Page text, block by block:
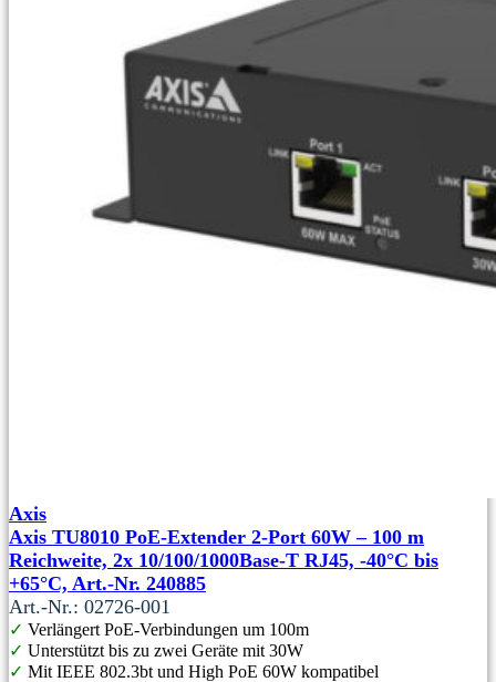
Axis
Axis TU8010 PoE-Extender 2-Port 60W – 100 m
Reichweite, 2x 10/100/1000Base‑T RJ45, -40°C bis
+65°C, Art.-Nr. 240885
Art.-Nr.: 02726-001
✓ Verlängert PoE-Verbindungen um 100m
✓ Unterstützt bis zu zwei Geräte mit 30W
✓ Mit IEEE 802.3bt und High PoE 60W kompatibel